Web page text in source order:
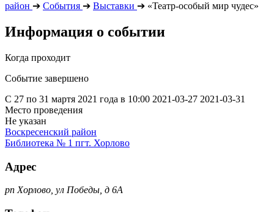
район ➔ События ➔ Выставки ➔ «Театр-особый мир чудес»
Информация о событии
Когда проходит
Событие завершено
С 27 по 31 мартя 2021 года в 10:00 2021-03-27 2021-03-31
Место проведения
Не указан
Воскресенский район
Библиотека № 1 пгт. Хорлово
Адрес
рп Хорлово, ул Победы, д 6А